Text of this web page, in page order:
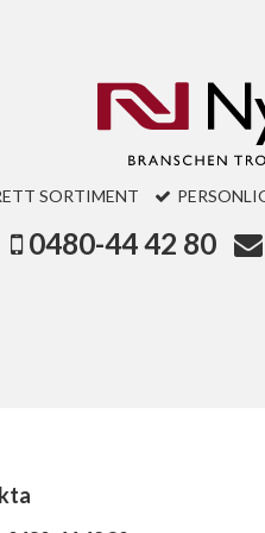
SORTIMENT
0480-44 42 80